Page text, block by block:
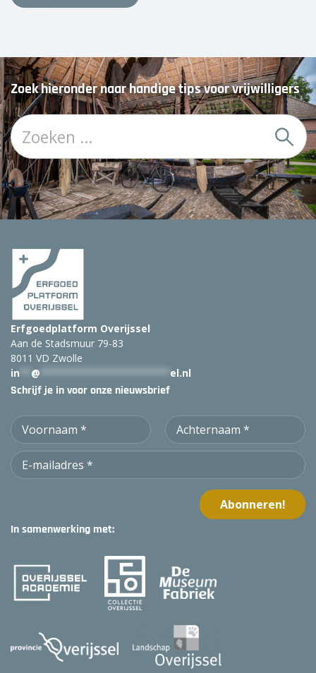
Zoek hieronder naar handige tips voor vrijwilligers
Z
o
e
k
:
Erfgoedplatform Overijssel
Aan de Stadsmuur 79-83
8011 VD Zwolle
in
@ el.nl
Schrijf je in voor onze nieuwsbrief
In samenwerking met: